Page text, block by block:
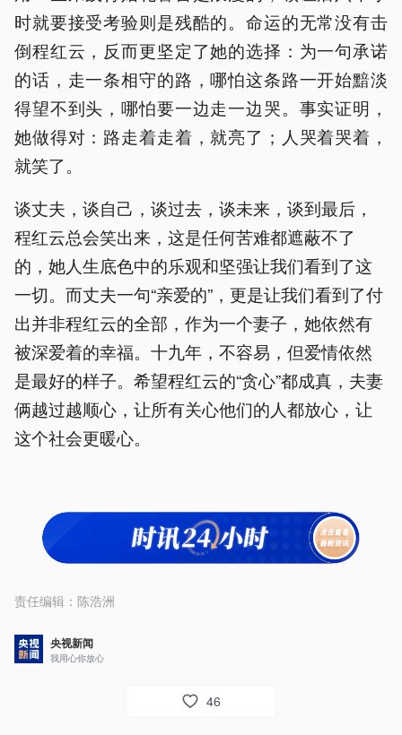
时就要接受考验则是残酷的。命运的无常没有击
倒程红云，反而更坚定了她的选择：为一句承诺
的话，走一条相守的路，哪怕这条路一开始黯淡
得望不到头，哪怕要一边走一边哭。事实证明，
她做得对：路走着走着，就亮了；人哭着哭着，
就笑了。
谈丈夫，谈自己，谈过去，谈未来，谈到最后，
程红云总会笑出来，这是任何苦难都遮蔽不了
的，她人生底色中的乐观和坚强让我们看到了这
一切。而丈夫一句“亲爱的”，更是让我们看到了付
出并非程红云的全部，作为一个妻子，她依然有
被深爱着的幸福。十九年，不容易，但爱情依然
是最好的样子。希望程红云的“贪心”都成真，夫妻
俩越过越顺心，让所有关心他们的人都放心，让
这个社会更暖心。
责任编辑： 陈浩洲
央视新闻
我用心你放心
46